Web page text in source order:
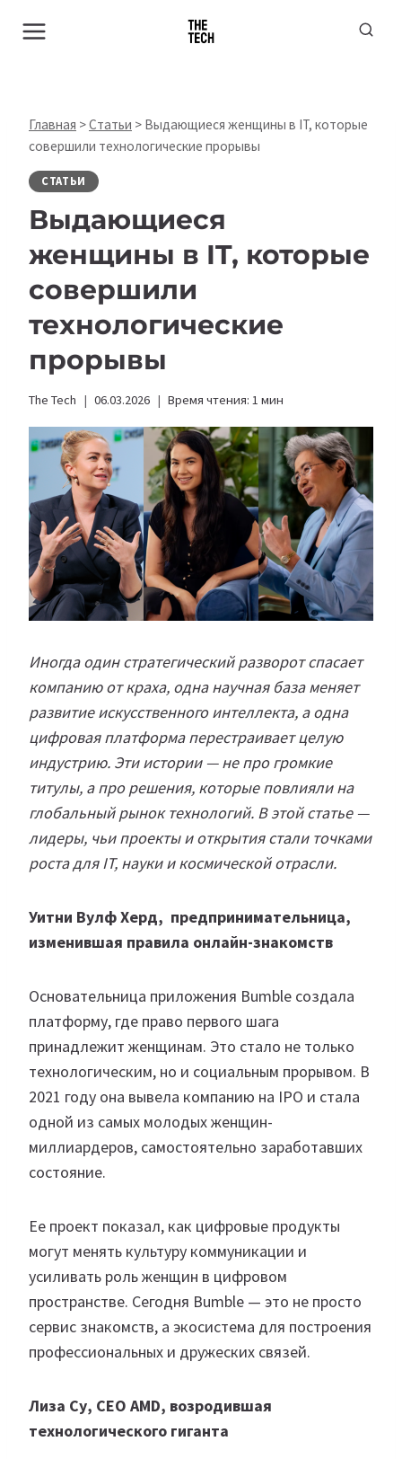
Главная >Статьи > Выдающиеся женщины в IT, которые
совершили технологические прорывы
СТАТЬИ
Выдающиеся
женщины в IT, которые
совершили
технологические
прорывы
The Tech 06.03.2026 Время чтения: 1 мин
Иногда один стратегический разворот спасает
компанию от краха, одна научная база меняет
развитие искусственного интеллекта, а одна
цифровая платформа перестраивает целую
индустрию. Эти истории — не про громкие
титулы, а про решения, которые повлияли на
глобальный рынок технологий. В этой статье —
лидеры, чьи проекты и открытия стали точками
роста для IT, науки и космической отрасли.
Уитни Вулф Херд, предпринимательница,
изменившая правила онлайн-знакомств
Основательница приложения Bumble создала
платформу, где право первого шага
принадлежит женщинам. Это стало не только
технологическим, но и социальным прорывом. В
2021 году она вывела компанию на IPO и стала
одной из самых молодых женщин-
миллиардеров, самостоятельно заработавших
состояние.
Ее проект показал, как цифровые продукты
могут менять культуру коммуникации и
усиливать роль женщин в цифровом
пространстве. Сегодня Bumble — это не просто
сервис знакомств, а экосистема для построения
профессиональных и дружеских связей.
Лиза Су, CEO AMD, возродившая
технологического гиганта